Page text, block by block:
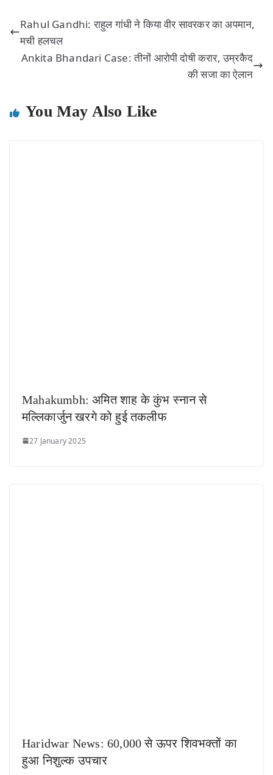
Rahul Gandhi: राहुल गांधी ने किया वीर सावरकर का अपमान,
मची हलचल
Ankita Bhandari Case: तीनों आरोपी दोषी करार, उम्रकैद
की सजा का ऐलान
You May Also Like
Mahakumbh: अमित शाह के कुंभ स्नान से
मल्लिकार्जुन खरगे को हुई तकलीफ
27 January 2025
Haridwar News: 60,000 से ऊपर शिवभक्तों का
हुआ निशुल्क उपचार